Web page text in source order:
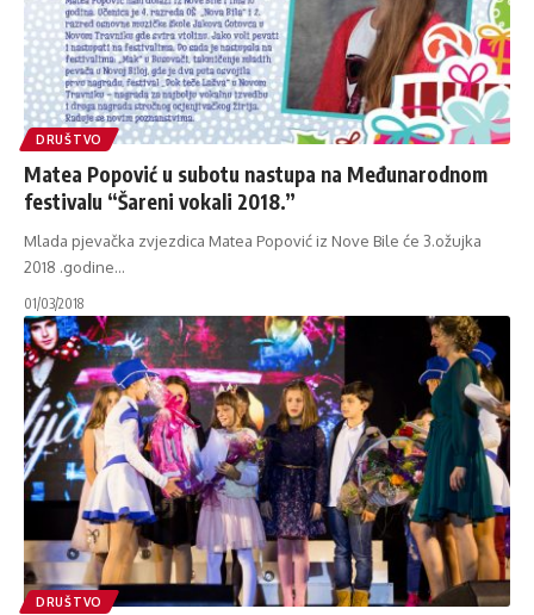
DRUŠTVO
Matea Popović u subotu nastupa na Međunarodnom
festivalu “Šareni vokali 2018.”
Mlada pjevačka zvjezdica Matea Popović iz Nove Bile će 3.ožujka
2018 .godine…
01/03/2018
DRUŠTVO